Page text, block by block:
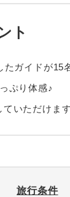
ト
ガイドが15
ぷり体感♪
いただけます
旅行条件